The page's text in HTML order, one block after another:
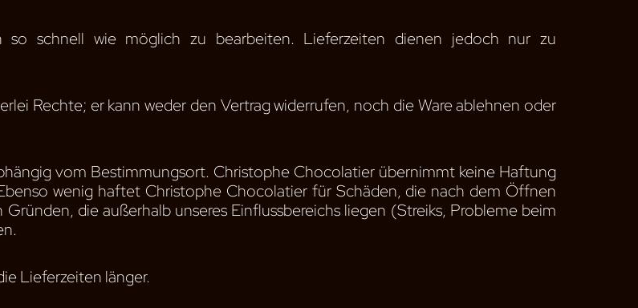
so schnell wie möglich zu bearbeiten. Lieferzeiten dienen jedoch nur zu
Rechte; er kann weder den Vertrag widerrufen, noch die Ware ablehnen oder
vom Bestimmungsort. Christophe Chocolatier übernimmt keine Haftung
wenig haftet Christophe Chocolatier für Schäden, die nach dem Öffnen
die außerhalb unseres Einflussbereichs liegen (Streiks, Probleme beim
Lieferzeiten länger.